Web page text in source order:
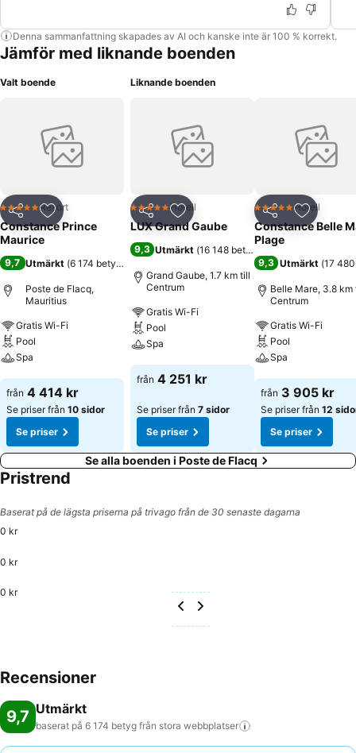
Denna sammanfattning skapades av AI och kanske inte är 100 % korrekt.
Jämför med liknande boenden
Valt boende
Dela Lägg till i Mina Favoriter
5 StjärnorResort
Constance Prince
Maurice
9,7 Utmärkt (6 174 betyg)
Poste de Flacq,
Mauritius
Gratis Wi-Fi
Pool
Spa
Se priser
från 4 414 kr
Se priser från 10 sidor
Se priser
Liknande boenden
Dela Lägg till i Mina Favoriter
5 StjärnorHotell
LUX Grand Gaube
9,3 Utmärkt (16 148 betyg
Grand Gaube, 1.7 km till
Centrum
Gratis Wi-Fi
Pool
Spa
Se priser
från 4 251 kr
Se priser från 7 sidor
Se priser
Dela Lägg till
5 StjärnorHotell
Constance Belle
Plage
9,3 Utmärkt (17
Belle Mare, 3.8 km
Centrum
Gratis Wi-Fi
Pool
Spa
Se priser
från 3 905 kr
Se priser från 12
Se priser
Se alla boenden i Poste de Flacq
Pristrend
Baserat på de lägsta priserna på trivago från de 30 senaste dagarna
0 kr
0 kr
0 kr
Recensioner
9,7 Utmärkt
baserat på 6 174 betyg från stora webbplatser